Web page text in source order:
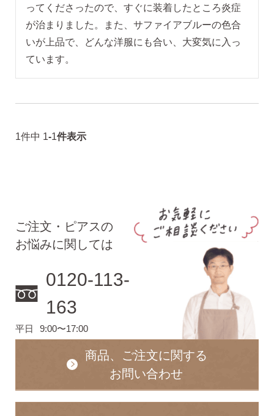
スタッドピアス
揺れるフックピアス
予備の替えキャッチ・ケア用品
無くした時の片耳ピアス
全ての商品を見る
ってくださったので、すぐに装着したところ炎症
が治まりました。また、サファイアブルーの色合
いが上品で、どんな洋服にも合い、大変気に入っ
ています。
1件中 1-1件表示
ご注文・ピアスの
お悩みに関しては
0120-113-
163
平日 9:00〜17:00
商品、ご注文に関する
お問い合わせ